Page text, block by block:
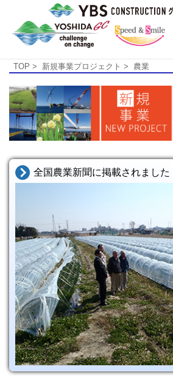
TOP > 新規事業プロジェクト > 農業
全国農業新聞に掲載されました